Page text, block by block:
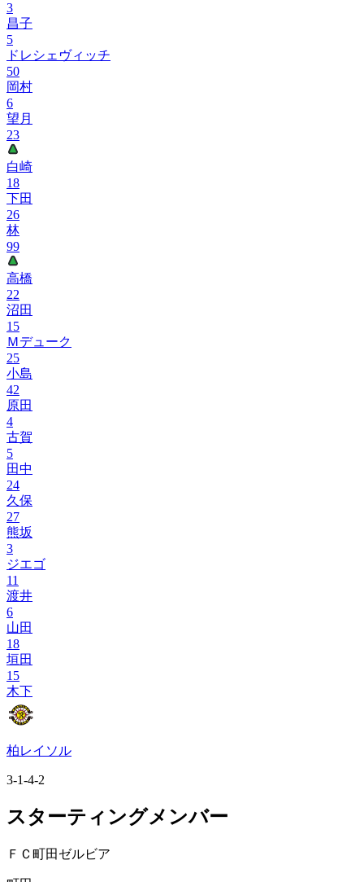
3
昌子
5
ドレシェヴィッチ
50
岡村
6
望月
23
白崎
18
下田
26
林
99
高橋
22
沼田
15
Ｍデューク
25
小島
42
原田
4
古賀
5
田中
24
久保
27
熊坂
3
ジエゴ
11
渡井
6
山田
18
垣田
15
木下
柏レイソル
3-1-4-2
スターティングメンバー
ＦＣ町田ゼルビア